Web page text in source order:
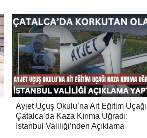
Ayjet Uçuş Okulu’na Ait Eğitim Uçağı
Çatalca’da Kaza Kırıma Uğradı:
İstanbul Valiliği’nden Açıklama